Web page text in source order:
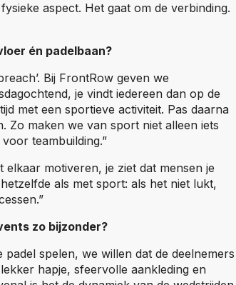
aspect. Het gaat om de verbinding.
én padelbaan?
Bij FrontRow geven we
je vindt iedereen dan op de
met een sportieve activiteit. Pas daarna
Zo maken we van sport niet alleen iets
teambuilding.”
motiveren, je ziet dat mensen je
als met sport: als het niet lukt,
zo bijzonder?
spelen, we willen dat de deelnemers
hapje, sfeervolle aankleding en